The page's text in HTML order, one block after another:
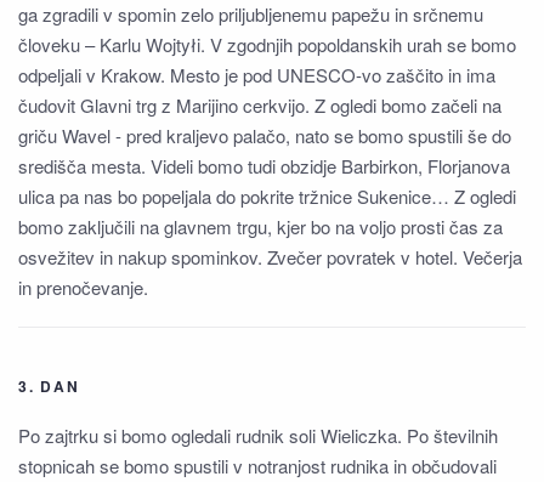
ga zgradili v spomin zelo priljubljenemu papežu in srčnemu
človeku – Karlu Wojtyłi. V zgodnjih popoldanskih urah se bomo
odpeljali v Krakow. Mesto je pod UNESCO-vo zaščito in ima
čudovit Glavni trg z Marijino cerkvijo. Z ogledi bomo začeli na
griču Wavel - pred kraljevo palačo, nato se bomo spustili še do
središča mesta. Videli bomo tudi obzidje Barbirkon, Florjanova
ulica pa nas bo popeljala do pokrite tržnice Sukenice… Z ogledi
bomo zaključili na glavnem trgu, kjer bo na voljo prosti čas za
osvežitev in nakup spominkov. Zvečer povratek v hotel. Večerja
in prenočevanje.
3. DAN
Po zajtrku si bomo ogledali rudnik soli Wieliczka. Po številnih
stopnicah se bomo spustili v notranjost rudnika in občudovali